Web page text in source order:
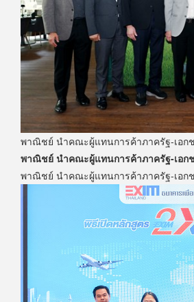
พาณิชย์ นำคณะผู้แทนการค้าภาครัฐ-เอก
พาณิชย์ นำคณะผู้แทนการค้าภาครัฐ-เอก
พาณิชย์ นำคณะผู้แทนการค้าภาครัฐ-เอ